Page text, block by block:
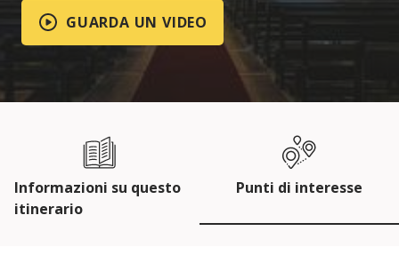
GUARDA UN VIDEO
Informazioni su questo
itinerario
Punti di interesse